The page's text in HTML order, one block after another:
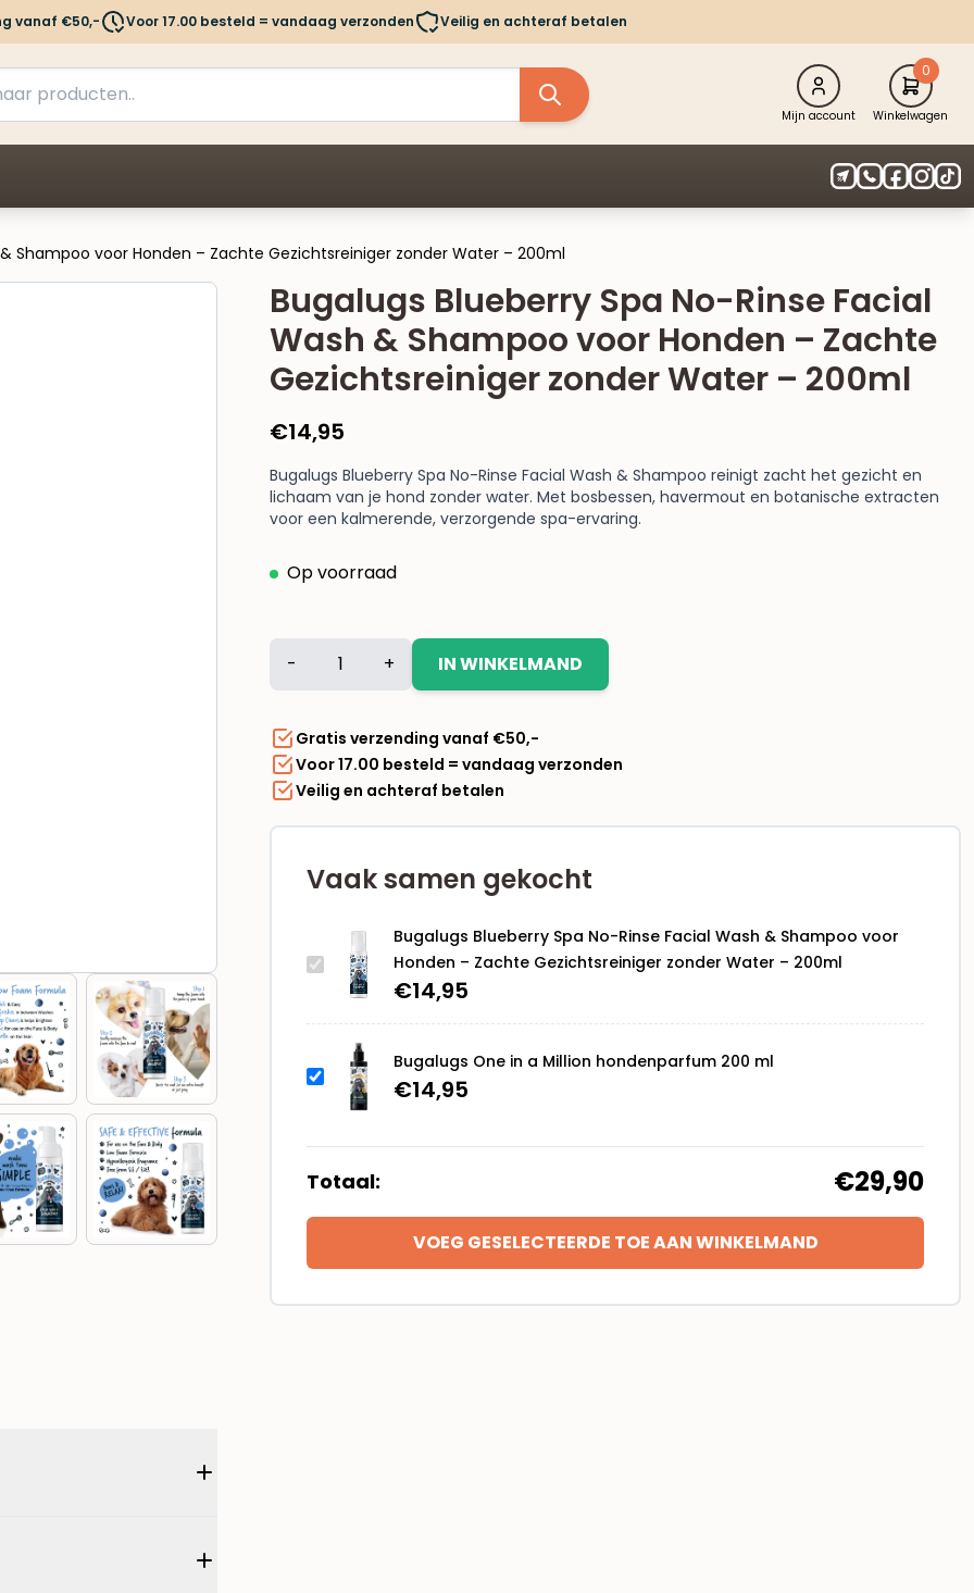
vanaf €50,- Voor 17.00 besteld = vandaag verzonden Veilig en achteraf betalen
Mijn account
0
Winkelwagen
Shampoo voor Honden – Zachte Gezichtsreiniger zonder Water – 200ml
Bugalugs Blueberry Spa No-Rinse Facial
Wash & Shampoo voor Honden – Zachte
Gezichtsreiniger zonder Water – 200ml
€14,95
Bugalugs Blueberry Spa No-Rinse Facial Wash & Shampoo reinigt zacht het gezicht en
lichaam van je hond zonder water. Met bosbessen, havermout en botanische extracten
voor een kalmerende, verzorgende spa-ervaring.
Op voorraad
Blueberry
No-
Rinse
Facial
Wash
&
Zachte
Gezichtsreiniger
200ml
- + IN WINKELMAND
Gratis verzending vanaf €50,-
Voor 17.00 besteld = vandaag verzonden
Veilig en achteraf betalen
Vaak samen gekocht
Bugalugs Blueberry Spa No-Rinse Facial Wash & Shampoo voor
Honden – Zachte Gezichtsreiniger zonder Water – 200ml
€14,95
Bugalugs One in a Million hondenparfum 200 ml
€14,95
Totaal: €29,90
VOEG GESELECTEERDE TOE AAN WINKELMAND